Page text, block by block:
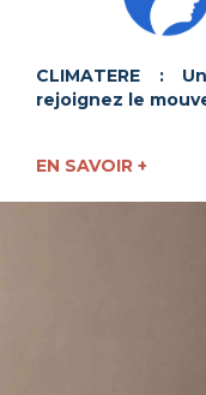
CLIMATERE :
rejoignez le
EN SAVOIR +